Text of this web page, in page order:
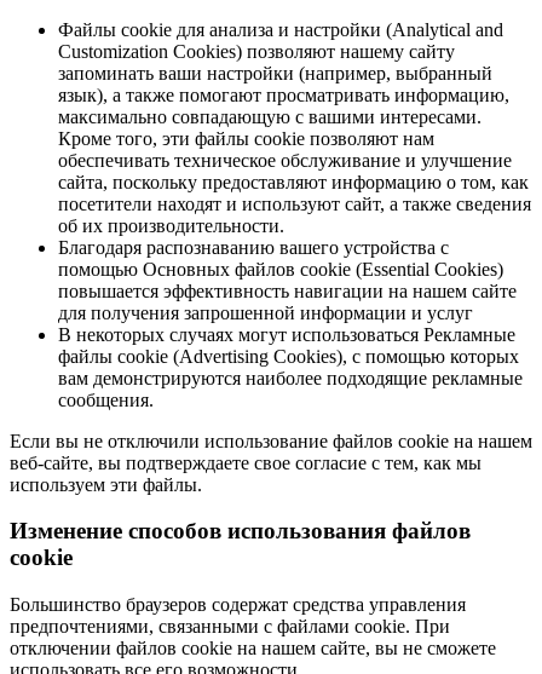
Файлы cookie для анализа и настройки (Analytical and
Customization Cookies) позволяют нашему сайту
запоминать ваши настройки (например, выбранный
язык), а также помогают просматривать информацию,
максимально совпадающую с вашими интересами.
Кроме того, эти файлы cookie позволяют нам
обеспечивать техническое обслуживание и улучшение
сайта, поскольку предоставляют информацию о том, как
посетители находят и используют сайт, а также сведения
об их производительности.
Благодаря распознаванию вашего устройства с
помощью Основных файлов cookie (Essential Cookies)
повышается эффективность навигации на нашем сайте
для получения запрошенной информации и услуг
В некоторых случаях могут использоваться Рекламные
файлы cookie (Advertising Cookies), с помощью которых
вам демонстрируются наиболее подходящие рекламные
сообщения.
Если вы не отключили использование файлов cookie на нашем
веб-сайте, вы подтверждаете свое согласие с тем, как мы
используем эти файлы.
Изменение способов использования файлов
cookie
Большинство браузеров содержат средства управления
предпочтениями, связанными с файлами cookie. При
отключении файлов cookie на нашем сайте, вы не сможете
использовать все его возможности.